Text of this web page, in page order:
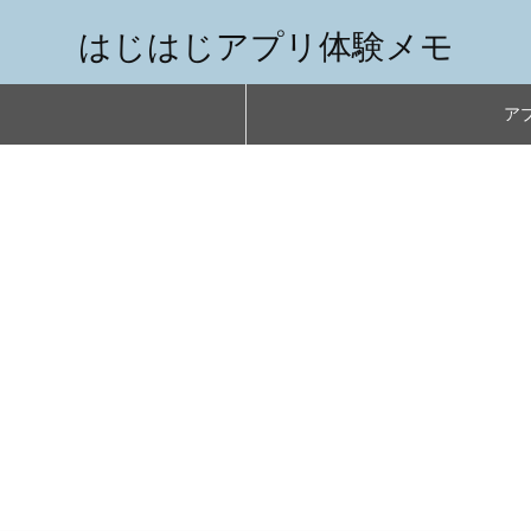
はじはじアプリ体験メモ
ア